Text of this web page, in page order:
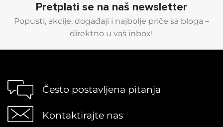
Pretplati se na naš newsletter
Popusti, akcije, događaji i najbolje priče sa bloga –
direktno u vaš inbox!
Često postavljena pitanja
Kontaktirajte nas